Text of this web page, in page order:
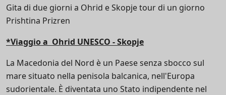
Gita di due giorni a Ohrid e Skopje tour di un giorno
Prishtina Prizren
*Viaggio a Ohrid UNESCO - Skopje
La Macedonia del Nord è un Paese senza sbocco sul
mare situato nella penisola balcanica, nell'Europa
sudorientale. È diventata uno Stato indipendente nel